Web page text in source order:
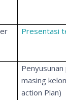
Presentasi
masing
action Plan)